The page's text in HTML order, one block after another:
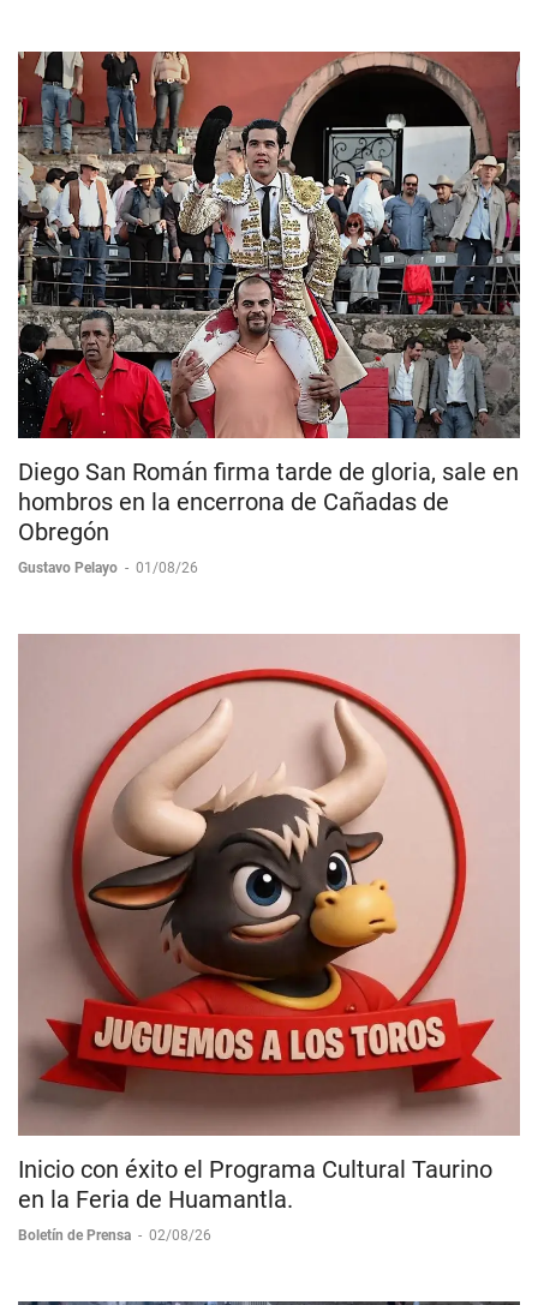
Diego San Román firma tarde de gloria, sale en
hombros en la encerrona de Cañadas de
Obregón
Gustavo Pelayo - 01/08/26
Inicio con éxito el Programa Cultural Taurino
en la Feria de Huamantla.
Boletín de Prensa - 02/08/26